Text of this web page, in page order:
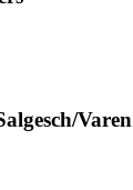
Varen